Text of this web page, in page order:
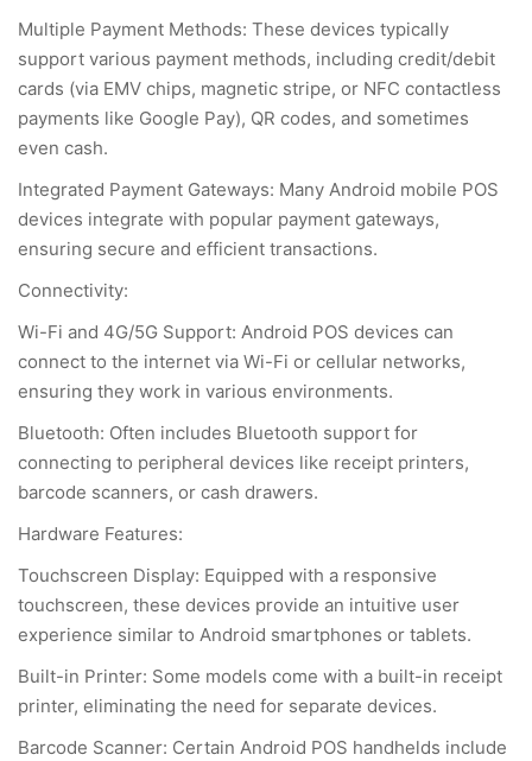
Multiple Payment Methods: These devices typically
support various payment methods, including credit/debit
cards (via EMV chips, magnetic stripe, or NFC contactless
payments like Google Pay), QR codes, and sometimes
even cash.
Integrated Payment Gateways: Many Android mobile POS
devices integrate with popular payment gateways,
ensuring secure and efficient transactions.
Connectivity:
Wi-Fi and 4G/5G Support: Android POS devices can
connect to the internet via Wi-Fi or cellular networks,
ensuring they work in various environments.
Bluetooth: Often includes Bluetooth support for
connecting to peripheral devices like receipt printers,
barcode scanners, or cash drawers.
Hardware Features:
Touchscreen Display: Equipped with a responsive
touchscreen, these devices provide an intuitive user
experience similar to Android smartphones or tablets.
Built-in Printer: Some models come with a built-in receipt
printer, eliminating the need for separate devices.
Barcode Scanner: Certain Android POS handhelds include